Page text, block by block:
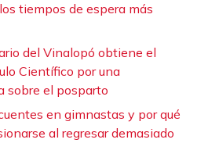
tiempos de espera más
del Vinalopó obtiene el
Científico por una
sobre el posparto
en gimnastas y por qué
al regresar demasiado